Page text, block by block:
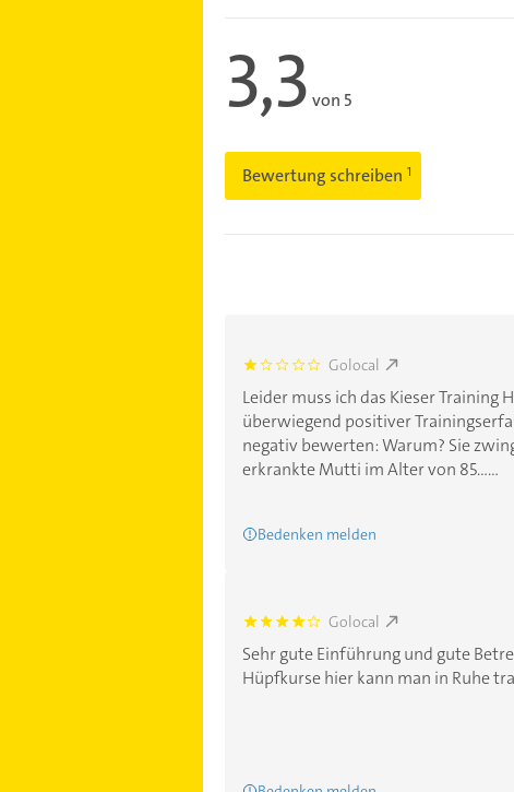
3,3 von 5
Bewertung schreiben
1.0 Golocal
Leider muss ich das Kieser Training
überwiegend positiver
negativ bewerten: Warum? Sie
erkrankte Mutti im Alter von 85......
Bedenken melden
4.0 Golocal
Sehr gute Einführung und gute
Hüpfkurse hier kann man in Ruhe